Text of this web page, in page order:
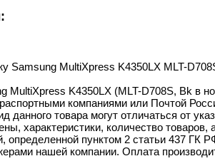
Samsung MultiXpress K4350LX MLT-
MultiXpress K4350LX (MLT-D708S, Bk в
компаниями или Почтой
данного товара могут отличаться от
характеристики, количество
определенной пунктом 2 статьи 437 ГК
нашей компании. Оплата